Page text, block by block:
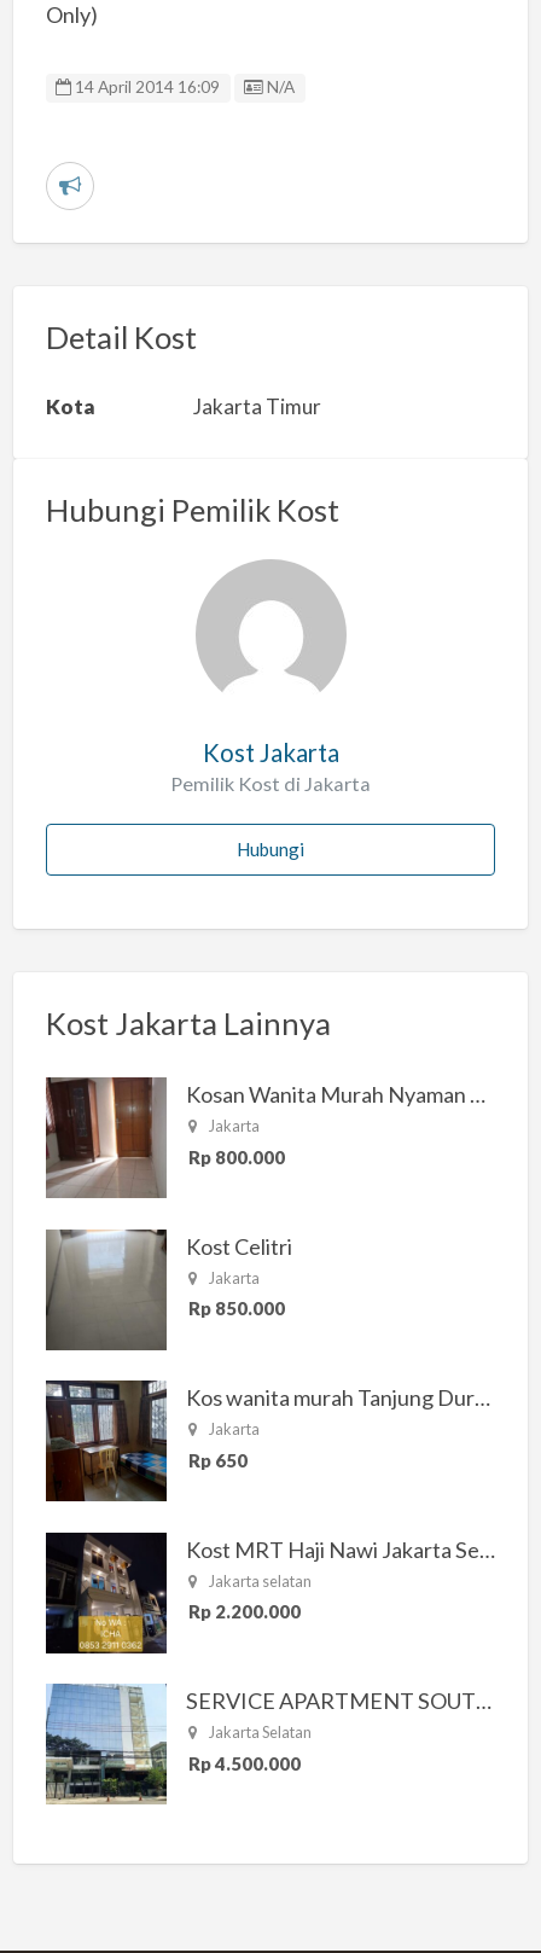
Only)
14 April 2014 16:09 Listing ID
N/A
L
r
a
s
Detail Kost
Kota Jakarta Timur
Hubungi Pemilik Kost
Kost Jakarta
Pemilik Kost di Jakarta
Hubungi
Kost Jakarta Lainnya
Kosan Wanita Murah Nyaman di Jakarta Selatan
Jakarta
Rp 800.000
Kost Celitri
Jakarta
Rp 850.000
Kos wanita murah Tanjung Duren Jakarta Barat
Jakarta
Rp 650
Kost MRT Haji Nawi Jakarta Selatan
Jakarta selatan
Rp 2.200.000
SERVICE APARTMENT SOUTH RESIDENCE
Jakarta Selatan
Rp 4.500.000